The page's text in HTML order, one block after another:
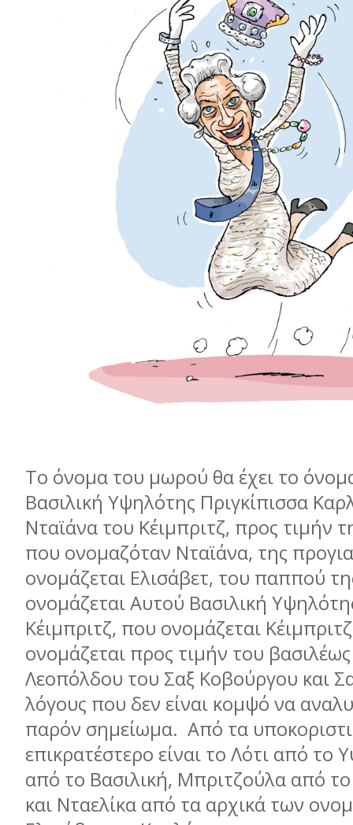
Το όνοµα του µωρού θα έχει το
Βασιλική Υψηλότης Πριγκίπισσα
Νταϊάνα του Κέιµπριτζ, προς τιµήν
που ονοµαζόταν Νταϊάνα, της
ονοµάζεται Ελισάβετ, του παππού
ονοµάζεται Αυτού Βασιλική
Κέιµπριτζ, που ονοµάζεται
ονοµάζεται προς τιµήν του
Λεοπόλδου του Σαξ Κοβούργου και
λόγους που δεν είναι κοµψό να
παρόν σηµείωµα. Από τα
επικρατέστερο είναι το Λότι από
από το Βασιλική, Μπριτζούλα από
και Νταελίκα από τα αρχικά των